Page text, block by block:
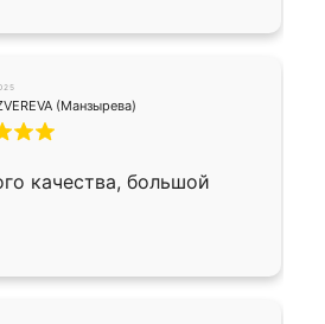
(Манзырева)
качества, большой